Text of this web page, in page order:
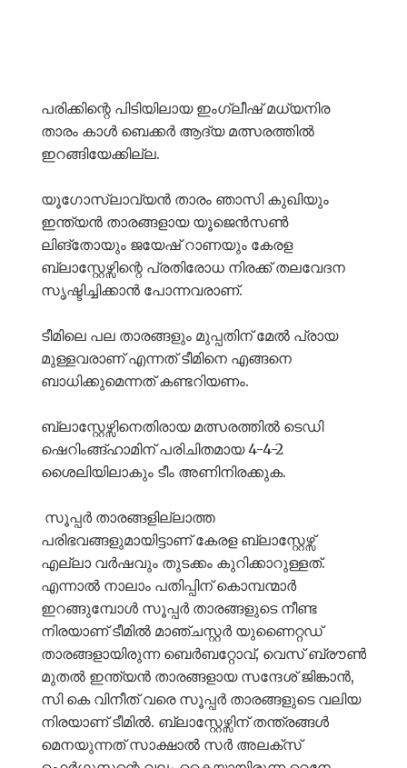
പരിക്കിന്റെ പിടിയിലായ ഇംഗ്ലീഷ് മധ്യനിര
താരം കാൾ ബെക്കർ ആദ്യ മത്സരത്തിൽ
ഇറങ്ങിയേക്കില്ല.
യൂഗോസ്ലാവ്യൻ താരം ഞാസി കുഖിയും
ഇന്ത്യൻ താരങ്ങളായ യൂജെൻസൺ
ലിങ്തോയും ജയേഷ് റാണയും കേരള
ബ്ലാസ്റ്റേഴ്സിന്റെ പ്രതിരോധ നിരക്ക് തലവേദന
സൃഷ്ടിച്ചിക്കാൻ പോന്നവരാണ്.
ടീമിലെ പല താരങ്ങളും മുപ്പതിന് മേൽ പ്രായ
മുള്ളവരാണ് എന്നത് ടീമിനെ എങ്ങനെ
ബാധിക്കുമെന്നത് കണ്ടറിയണം.
ബ്ലാസ്റ്റേഴ്സിനെതിരായ മത്സരത്തിൽ ടെഡി
ഷെറിംങ്ങ്ഹാമിന് പരിചിതമായ 4-4-2
ശൈലിയിലാകും ടീം അണിനിരക്കുക.
സൂപ്പർ താരങ്ങളില്ലാത്ത
പരിഭവങ്ങളുമായിട്ടാണ് കേരള ബ്ലാസ്റ്റേഴ്സ്
എല്ലാ വർഷവും തുടക്കം കുറിക്കാറുള്ളത്.
എന്നാൽ നാലാം പതിപ്പിന് കൊമ്പന്മാർ
ഇറങ്ങുമ്പോൾ സൂപ്പർ താരങ്ങളുടെ നീണ്ട
നിരയാണ് ടീമിൽ മാഞ്ചസ്റ്റർ യുണൈറ്റഡ്
താരങ്ങളായിരുന്ന ബെർബറ്റോവ്, വെസ് ബ്രൗൺ
മുതൽ ഇന്ത്യൻ താരങ്ങളായ സന്ദേശ് ജിങ്കാൻ,
സി കെ വിനീത് വരെ സൂപ്പർ താരങ്ങളുടെ വലിയ
നിരയാണ് ടീമിൽ. ബ്ലാസ്റ്റേഴ്സിന് തന്ത്രങ്ങൾ
മെനയുന്നത് സാക്ഷാൽ സർ അലക്സ്